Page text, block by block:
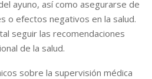
ayuno, así como asegurarse de
o efectos negativos en la salud.
seguir las recomendaciones
de la salud.
sobre la supervisión médica